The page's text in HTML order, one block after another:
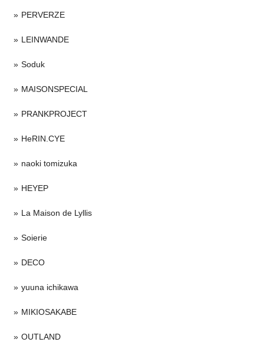
PERVERZE
LEINWANDE
Soduk
MAISONSPECIAL
PRANKPROJECT
HeRIN.CYE
naoki tomizuka
HEYEP
La Maison de Lyllis
Soierie
DECO
yuuna ichikawa
MIKIOSAKABE
OUTLAND